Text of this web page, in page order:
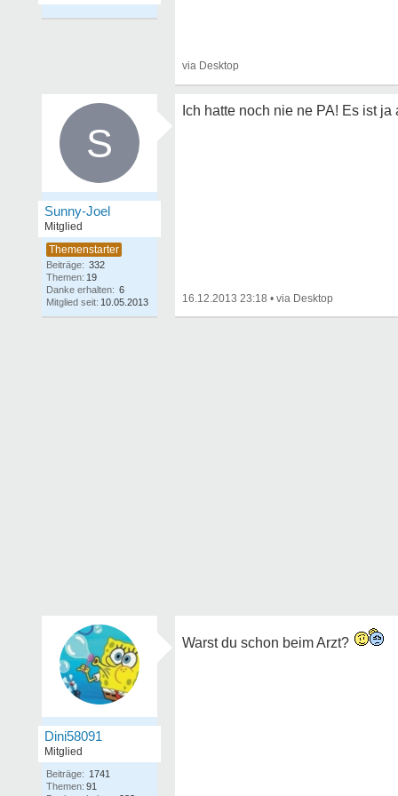
S
Sunny-Joel
Mitglied
Beiträge: 332
Themen: 19
Danke erhalten: 6
Mitglied seit: 10.05.2013
Ich hatte noch nie ne PA! Es ist
16.12.2013 23:18 •
Dini58091
Mitglied
Beiträge: 1741
Themen: 91
Warst du schon beim Arzt?